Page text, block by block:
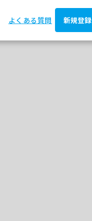
よくある質問 新規登録